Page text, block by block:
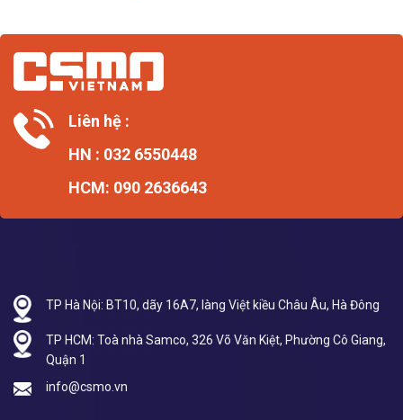
Liên hệ :
HN : 032 6550448
HCM: 090 2636643
TP Hà Nội: BT10, dãy 16A7, làng Việt kiều Châu Âu, Hà Đông
TP HCM: Toà nhà Samco, 326 Võ Văn Kiệt, Phường Cô Giang,
Quận 1
info@csmo.vn